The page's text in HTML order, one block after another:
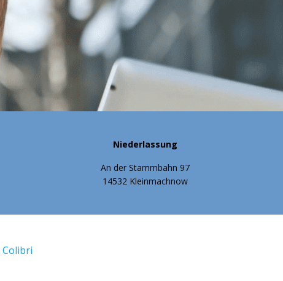
Niederlassung
An der Stammbahn 97
14532 Kleinmachnow
Colibri